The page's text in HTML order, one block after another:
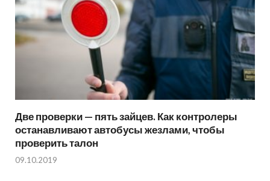
Две проверки — пять зайцев. Как контролеры
останавливают автобусы жезлами, чтобы
проверить талон
09.10.2019